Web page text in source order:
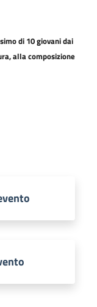
di 10 giovani dai
alla composizione